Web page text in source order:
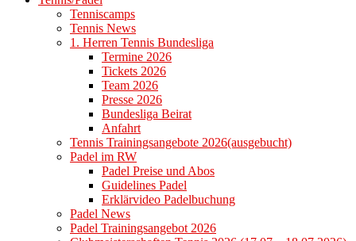
Tenniscamps
Tennis News
1. Herren Tennis Bundesliga
Termine 2026
Tickets 2026
Team 2026
Presse 2026
Bundesliga Beirat
Anfahrt
Tennis Trainingsangebote 2026(ausgebucht)
Padel im RW
Padel Preise und Abos
Guidelines Padel
Erklärvideo Padelbuchung
Padel News
Padel Trainingsangebot 2026